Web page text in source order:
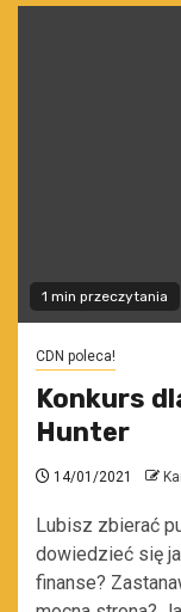
1 min przeczytania
CDN poleca!
Konkurs
Hunter
14/01/2021
Lubisz zbierać
dowiedzieć się
finanse?